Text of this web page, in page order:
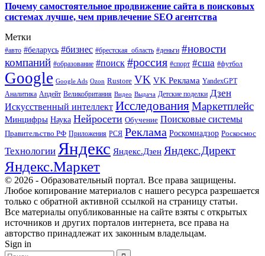
Почему самостоятельное продвижение сайта в поисковых
системах лучше, чем привлечение SEO агентства
Метки
#авто #беларусь #бизнес #брестская_область #деньги #новости
компаний #образование #поиск #россия #спорт #сша #футбол
Google Google Ads Ozon Rustore VK VK Реклама YandexGPT
Аналитика Апдейт Великобритания Видео Выдача Детские поделки Дзен
Искусственный интеллект ИсследованияМаркетплейс
Минцифры Наука Нейросети Обучение Поисковые системы
Правительство РФ Приложения РСЯ Реклама Роскомнадзор Роскосмос
Технологии Яндекс Яндекс.Дзен Яндекс.Директ
Яндекс.Маркет
© 2026 - Образовательный портал. Все права защищены.
Любое копирование материалов с нашего ресурса разрешается
только с обратной активной ссылкой на страницу статьи.
Все материалы опубликованные на сайте взяты с открытых
источников и других порталов интернета, все права на
авторство принадлежат их законным владельцам.
Sign in